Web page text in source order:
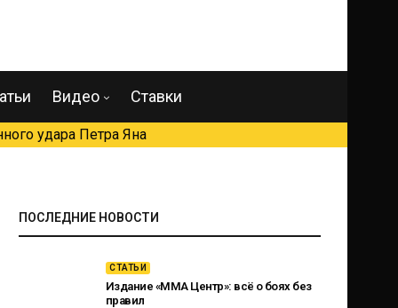
Видео Ставки
удара Петра Яна
ПОСЛЕДНИЕ НОВОСТИ
СТАТЬИ
Издание «ММА Центр»: всё о боях без
правил